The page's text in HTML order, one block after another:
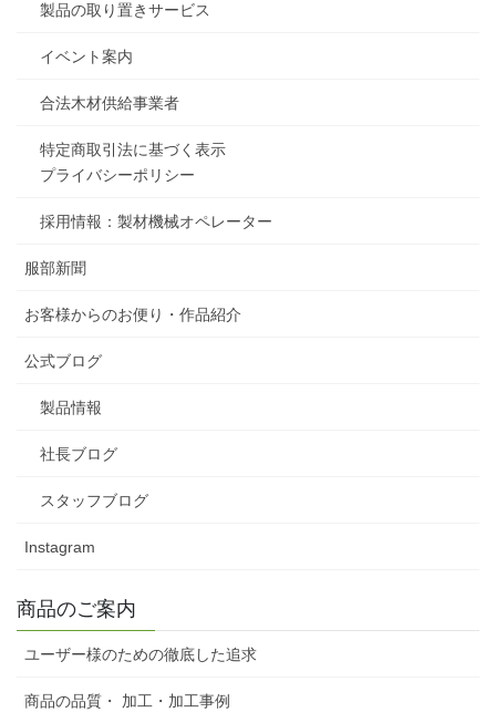
製品の取り置きサービス
イベント案内
合法木材供給事業者
特定商取引法に基づく表示
プライバシーポリシー
採用情報：製材機械オペレーター
服部新聞
お客様からのお便り・作品紹介
公式ブログ
製品情報
社長ブログ
スタッフブログ
Instagram
商品のご案内
ユーザー様のための徹底した追求
商品の品質・ 加工・加工事例